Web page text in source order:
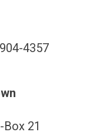
4357
21